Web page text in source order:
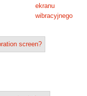
ekranu
wibracyjnego